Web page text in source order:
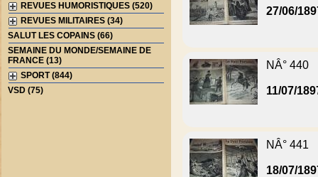
REVUES HUMORISTIQUES (520)
REVUES MILITAIRES (34)
SALUT LES COPAINS (66)
SEMAINE DU MONDE/SEMAINE DE
FRANCE (13)
SPORT (844)
VSD (75)
27/06/
NÂ° 440
11/07/
NÂ° 441
18/07/